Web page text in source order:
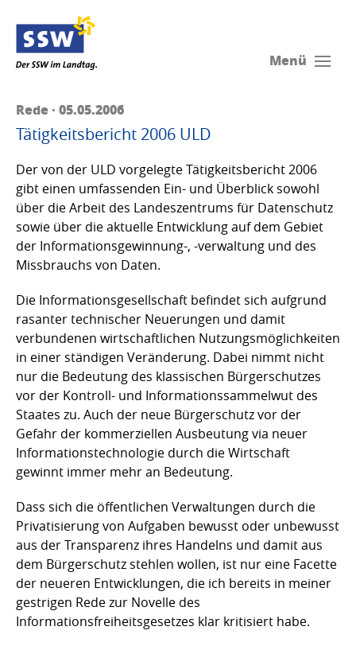
Menü
Rede · 05.05.2006
Tätigkeitsbericht 2006 ULD
Der von der ULD vorgelegte Tätigkeitsbericht 2006
gibt einen umfassenden Ein- und Überblick sowohl
über die Arbeit des Landeszentrums für Datenschutz
sowie über die aktuelle Entwicklung auf dem Gebiet
der Informationsgewinnung-, -verwaltung und des
Missbrauchs von Daten.
Die Informationsgesellschaft befindet sich aufgrund
rasanter technischer Neuerungen und damit
verbundenen wirtschaftlichen Nutzungsmöglichkeiten
in einer ständigen Veränderung. Dabei nimmt nicht
nur die Bedeutung des klassischen Bürgerschutzes
vor der Kontroll- und Informationssammelwut des
Staates zu. Auch der neue Bürgerschutz vor der
Gefahr der kommerziellen Ausbeutung via neuer
Informationstechnologie durch die Wirtschaft
gewinnt immer mehr an Bedeutung.
Dass sich die öffentlichen Verwaltungen durch die
Privatisierung von Aufgaben bewusst oder unbewusst
aus der Transparenz ihres Handelns und damit aus
dem Bürgerschutz stehlen wollen, ist nur eine Facette
der neueren Entwicklungen, die ich bereits in meiner
gestrigen Rede zur Novelle des
Informationsfreiheitsgesetzes klar kritisiert habe.